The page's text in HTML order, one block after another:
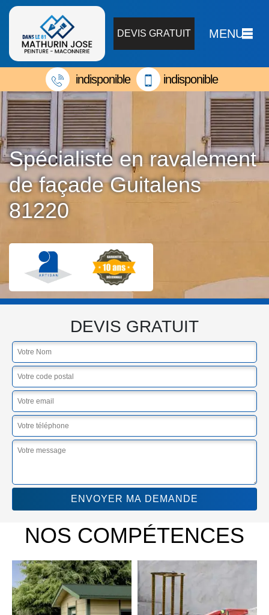
DEVIS GRATUIT MENU
indisponible indisponible
Spécialiste en ravalement
de façade Guitalens
81220
DEVIS GRATUIT
NOS COMPÉTENCES